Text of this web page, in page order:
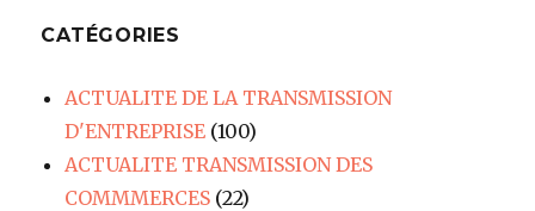
CATÉGORIES
ACTUALITE DE LA TRANSMISSION
D'ENTREPRISE (100)
ACTUALITE TRANSMISSION DES
COMMMERCES (22)